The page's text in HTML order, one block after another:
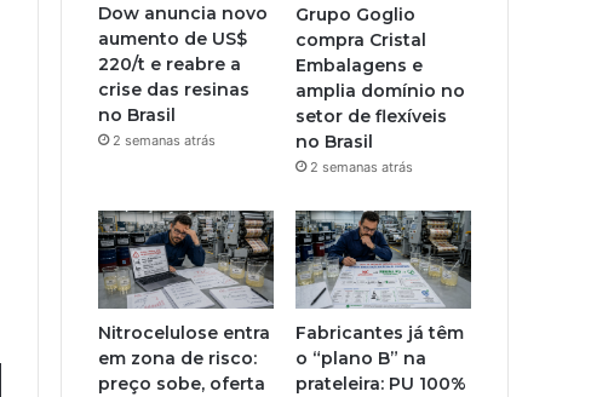
Dow anuncia novo
aumento de US$
220/t e reabre a
crise das resinas
no Brasil
2 semanas atrás
Grupo Goglio
compra Cristal
Embalagens e
amplia domínio no
setor de flexíveis
no Brasil
2 semanas atrás
Nitrocelulose entra
em zona de risco:
preço sobe, oferta
Fabricantes já têm
o “plano B” na
prateleira: PU 100%